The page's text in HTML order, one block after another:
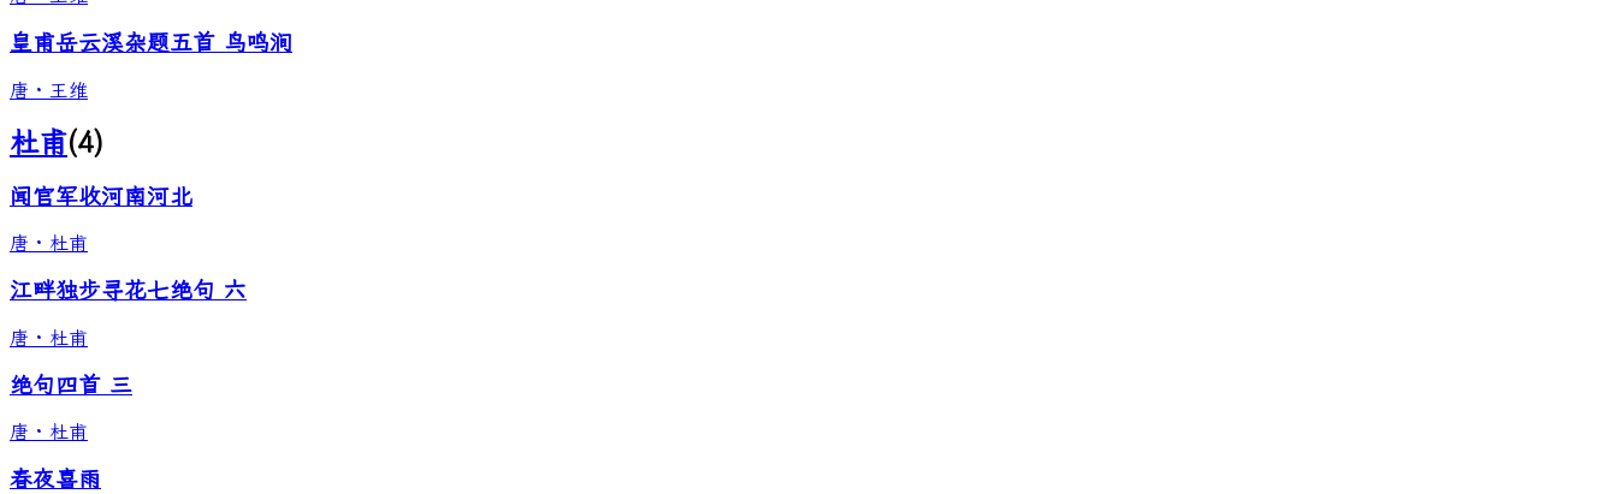
皇甫岳云溪杂题五首 鸟鸣涧
唐 · 王维
杜甫(4)
闻官军收河南河北
唐 · 杜甫
江畔独步寻花七绝句 六
唐 · 杜甫
绝句四首 三
唐 · 杜甫
春夜喜雨